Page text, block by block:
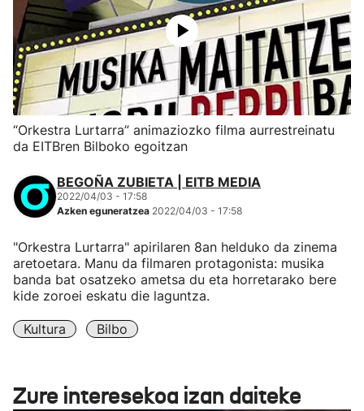
“Orkestra Lurtarra” animaziozko filma aurrestreinatu
da EITBren Bilboko egoitzan
BEGOÑA ZUBIETA | EITB MEDIA
2022/04/03 - 17:58
Azken eguneratzea 2022/04/03 - 17:58
"Orkestra Lurtarra" apirilaren 8an helduko da zinema
aretoetara. Manu da filmaren protagonista: musika
banda bat osatzeko ametsa du eta horretarako bere
kide zoroei eskatu die laguntza.
Kultura Bilbo
Zure interesekoa izan daiteke